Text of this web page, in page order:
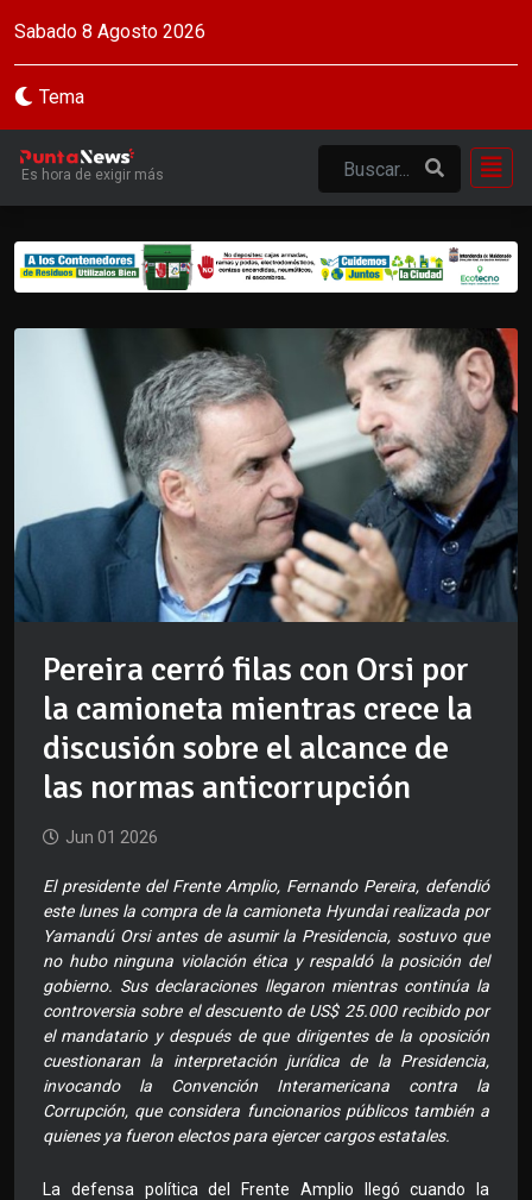
Sabado 8 Agosto 2026
Tema
Es hora de exigir más
Pereira cerró filas con Orsi por
la camioneta mientras crece la
discusión sobre el alcance de
las normas anticorrupción
Jun 01 2026
El presidente del Frente Amplio, Fernando Pereira, defendió
este lunes la compra de la camioneta Hyundai realizada por
Yamandú Orsi antes de asumir la Presidencia, sostuvo que
no hubo ninguna violación ética y respaldó la posición del
gobierno. Sus declaraciones llegaron mientras continúa la
controversia sobre el descuento de US$ 25.000 recibido por
el mandatario y después de que dirigentes de la oposición
cuestionaran la interpretación jurídica de la Presidencia,
invocando la Convención Interamericana contra la
Corrupción, que considera funcionarios públicos también a
quienes ya fueron electos para ejercer cargos estatales.
La defensa política del Frente Amplio llegó cuando la